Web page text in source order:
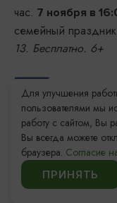
час. 7 ноября в
семейный
13. Бесплатно. 6+
Для улучшения
пользователями мы
работу с сайтом, Вы
Вы всегда можете
браузера. Согласие
ПРИНЯТЬ